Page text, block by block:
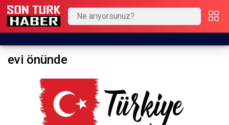
evi önünde